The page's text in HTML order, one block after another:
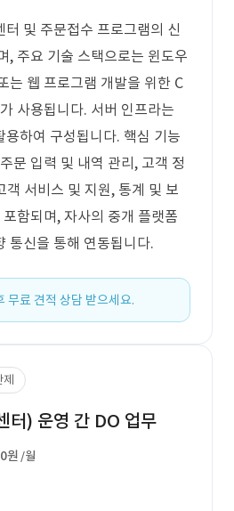
터 및 주문접수 프로그램의 신
, 주요 기술 스택으로는 윈도우
는 웹 프로그램 개발을 위한 C
사용됩니다. 서버 인프라는
용하여 구성됩니다. 핵심 기능
문 입력 및 내역 관리, 고객 정
객 서비스 및 지원, 통계 및 보
함되며, 자사의 중개 플랫폼
통신을 통해 연동됩니다.
무료 견적 상담 받으세요.
제
터) 운영 간 DO 업무
원 /월